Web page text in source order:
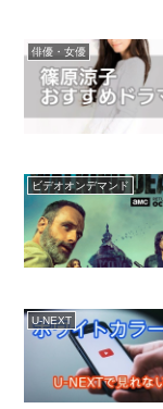
俳優・女優
ビデオオンデマンド
U-NEXT